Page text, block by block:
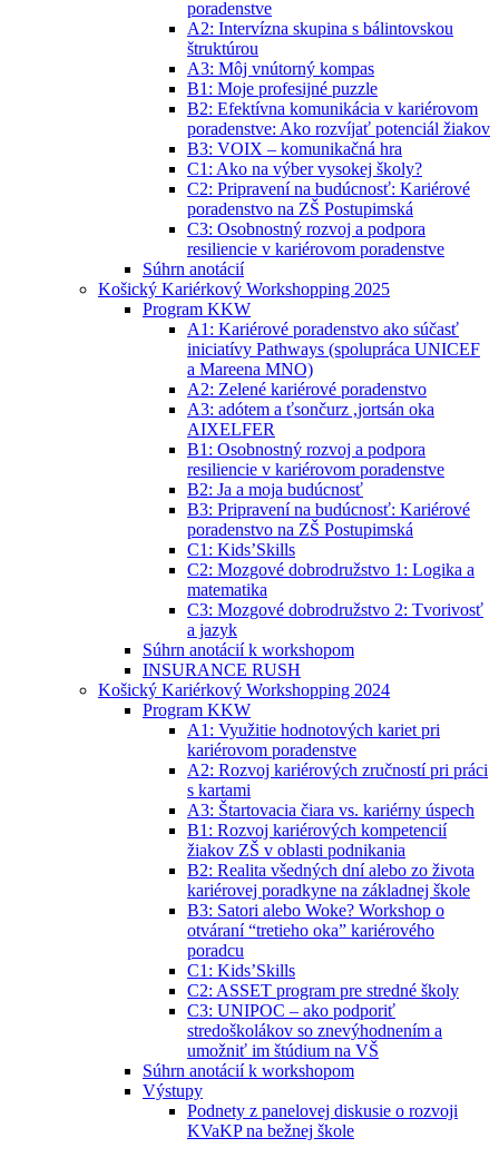
poradenstve
A2: Intervízna skupina s bálintovskou
štruktúrou
A3: Môj vnútorný kompas
B1: Moje profesijné puzzle
B2: Efektívna komunikácia v kariérovom
poradenstve: Ako rozvíjať potenciál žiakov
B3: VOIX – komunikačná hra
C1: Ako na výber vysokej školy?
C2: Pripravení na budúcnosť: Kariérové
poradenstvo na ZŠ Postupimská
C3: Osobnostný rozvoj a podpora
resiliencie v kariérovom poradenstve
Súhrn anotácií
Košický Kariérkový Workshopping 2025
Program KKW
A1: Kariérové poradenstvo ako súčasť
iniciatívy Pathways (spolupráca UNICEF
a Mareena MNO)
A2: Zelené kariérové poradenstvo
A3: adótem a ťsončurz ,jortsán oka
AIXELFER
B1: Osobnostný rozvoj a podpora
resiliencie v kariérovom poradenstve
B2: Ja a moja budúcnosť
B3: Pripravení na budúcnosť: Kariérové
poradenstvo na ZŠ Postupimská
C1: Kids’Skills
C2: Mozgové dobrodružstvo 1: Logika a
matematika
C3: Mozgové dobrodružstvo 2: Tvorivosť
a jazyk
Súhrn anotácií k workshopom
INSURANCE RUSH
Košický Kariérkový Workshopping 2024
Program KKW
A1: Využitie hodnotových kariet pri
kariérovom poradenstve
A2: Rozvoj kariérových zručností pri práci
s kartami
A3: Štartovacia čiara vs. kariérny úspech
B1: Rozvoj kariérových kompetencií
žiakov ZŠ v oblasti podnikania
B2: Realita všedných dní alebo zo života
kariérovej poradkyne na základnej škole
B3: Satori alebo Woke? Workshop o
otváraní “tretieho oka” kariérového
poradcu
C1: Kids’Skills
C2: ASSET program pre stredné školy
C3: UNIPOC – ako podporiť
stredoškolákov so znevýhodnením a
umožniť im štúdium na VŠ
Súhrn anotácií k workshopom
Výstupy
Podnety z panelovej diskusie o rozvoji
KVaKP na bežnej škole